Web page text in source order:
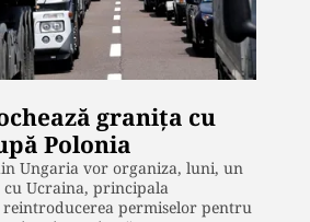
granița cu
Polonia
Ungaria vor organiza, luni, un
Ucraina, principala
permiselor pentru